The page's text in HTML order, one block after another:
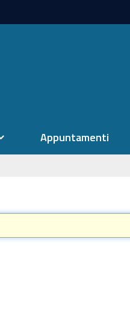
Appuntamenti